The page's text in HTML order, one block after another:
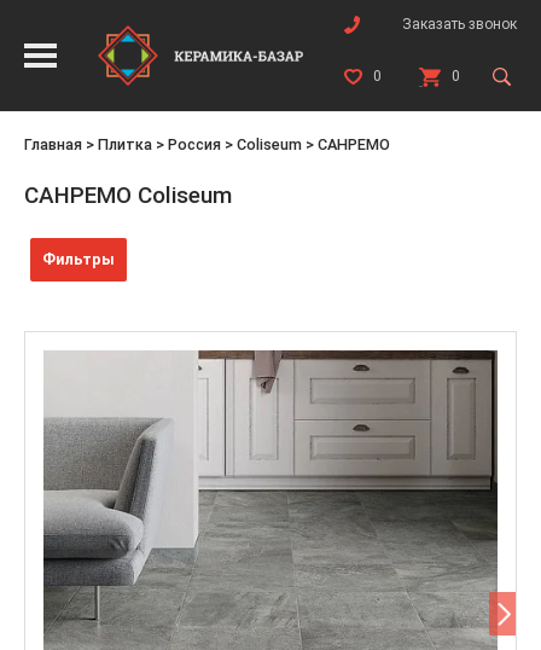
Заказать звонок
0 0
Главная > Плитка > Россия > Coliseum > САНРЕМО
САНРЕМО Coliseum
Фильтры